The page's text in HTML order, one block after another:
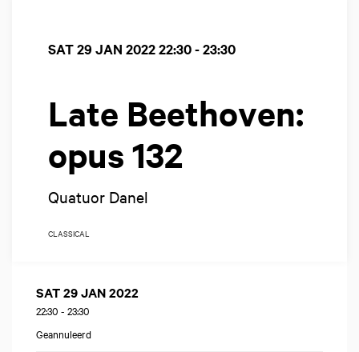
Late Beethoven:
opus 132
Quatuor Danel
SAT 29 JAN 202222:30 - 23:30
CLASSICAL
SAT 29 JAN 2022
22:30 - 23:30
Geannuleerd